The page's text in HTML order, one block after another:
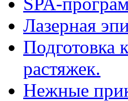
Лазерная
Подготовка
растяжек.
Нежные